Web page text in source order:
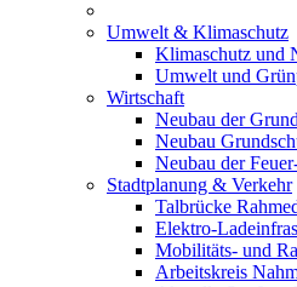
Umwelt & Klimaschutz
Klimaschutz und
Umwelt und
Wirtschaft
Neubau der
Neubau
Neubau der
Stadtplanung & Verkehr
Talbrücke
Elektro-
Mobilitäts- und
Arbeitskreis